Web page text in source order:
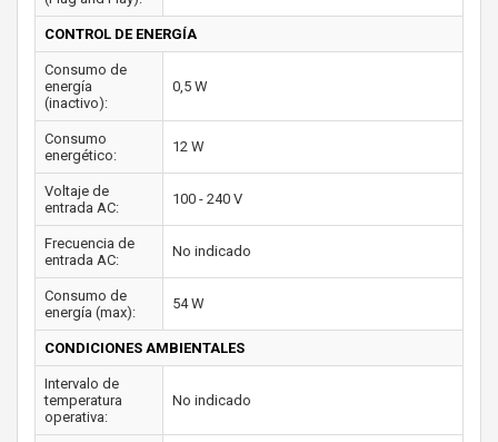
CONTROL DE ENERGÍA
Consumo de
energía
(inactivo):
0,5 W
Consumo
energético:
12 W
Voltaje de
entrada AC:
100 - 240 V
Frecuencia de
entrada AC:
No indicado
Consumo de
energía (max):
54 W
CONDICIONES AMBIENTALES
Intervalo de
temperatura
operativa:
No indicado